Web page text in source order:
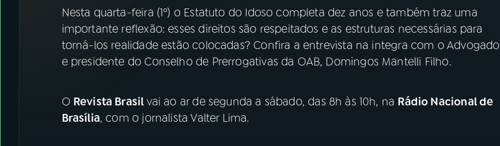
FESTIVAL DE MÚSICA
ACOMPANHE A RÁDIO NACIONAL
Instagram X
Nesta quarta-feira (1º) o Estatuto do Idoso completa dez anos e também traz uma
importante reflexão: esses direitos são respeitados e as estruturas necessárias para
torná-los realidade estão colocadas? Confira a entrevista na integra com o Advogado
e presidente do Conselho de Prerrogativas da OAB, Domingos Mantelli Filho.
O Revista Brasil vai ao ar de segunda a sábado, das 8h às 10h, na Rádio Nacional de
Brasília, com o jornalista Valter Lima.